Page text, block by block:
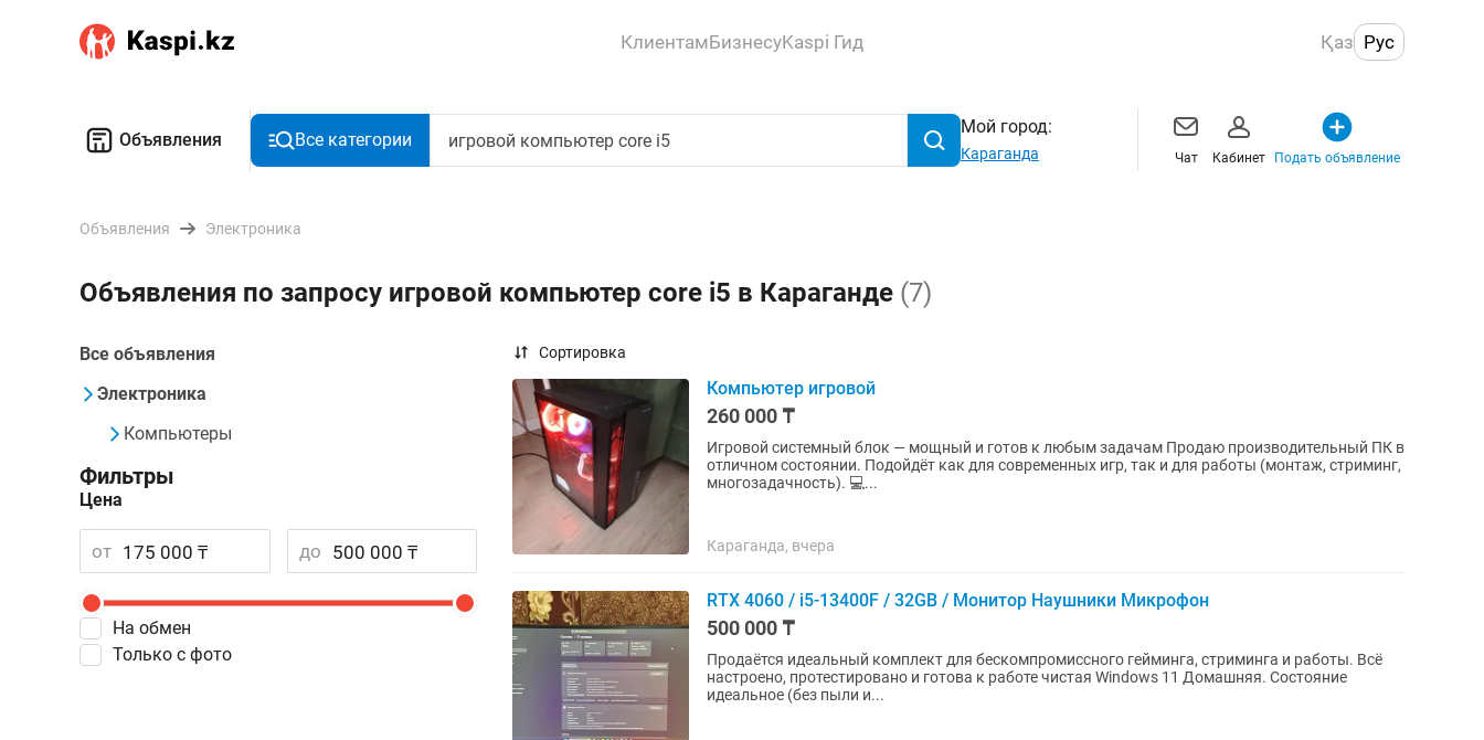
КлиентамБизнесуKaspi Гид Қаз Рус
Объявления Все категории
Мой город:
Караганда Чат Кабинет Подать объявление
Объявления Электроника
Объявления по запросу игровой компьютер core i5 в Караганде (7)
Все объявления
Электроника
Компьютеры
Фильтры
Цена
от до
На обмен
Только с фото
Сортировка
Компьютер игровой
260 000 ₸
Игровой системный блок — мощный и готов к любым задачам Продаю производительный ПК в
отличном состоянии. Подойдёт как для современных игр, так и для работы (монтаж, стриминг,
многозадачность). 💻...
Караганда, вчера
RTX 4060 / i5-13400F / 32GB / Монитор Наушники Микрофон
500 000 ₸
Продаётся идеальный комплект для бескомпромиссного гейминга, стриминга и работы. Всё
настроено, протестировано и готова к работе чистая Windows 11 Домашняя. Состояние
идеальное (без пыли и...